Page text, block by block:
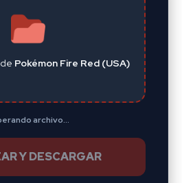
Pokémon Fire Red (USA)
archivo...
Y DESCARGAR